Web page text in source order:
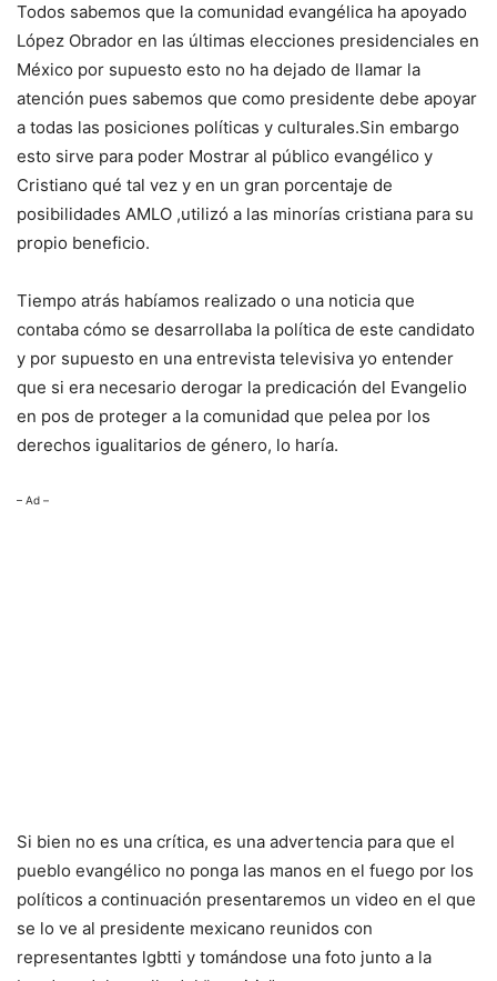
Todos sabemos que la comunidad evangélica ha apoyado
López Obrador en las últimas elecciones presidenciales en
México por supuesto esto no ha dejado de llamar la
atención pues sabemos que como presidente debe apoyar
a todas las posiciones políticas y culturales.Sin embargo
esto sirve para poder Mostrar al público evangélico y
Cristiano qué tal vez y en un gran porcentaje de
posibilidades AMLO ,utilizó a las minorías cristiana para su
propio beneficio.
Tiempo atrás habíamos realizado o una noticia que
contaba cómo se desarrollaba la política de este candidato
y por supuesto en una entrevista televisiva yo entender
que si era necesario derogar la predicación del Evangelio
en pos de proteger a la comunidad que pelea por los
derechos igualitarios de género, lo haría.
– Ad –
Si bien no es una crítica, es una advertencia para que el
pueblo evangélico no ponga las manos en el fuego por los
políticos a continuación presentaremos un video en el que
se lo ve al presidente mexicano reunidos con
representantes lgbtti y tomándose una foto junto a la